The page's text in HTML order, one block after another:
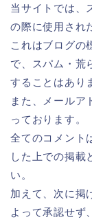
当サイトでは、
の際に使用され
これはブログの
で、スパム・荒
することはあり
また、メールア
っております。
全てのコメント
した上での掲載
い。
加えて、次に掲
よって承認せず